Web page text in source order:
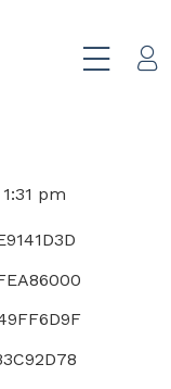
1:31 pm